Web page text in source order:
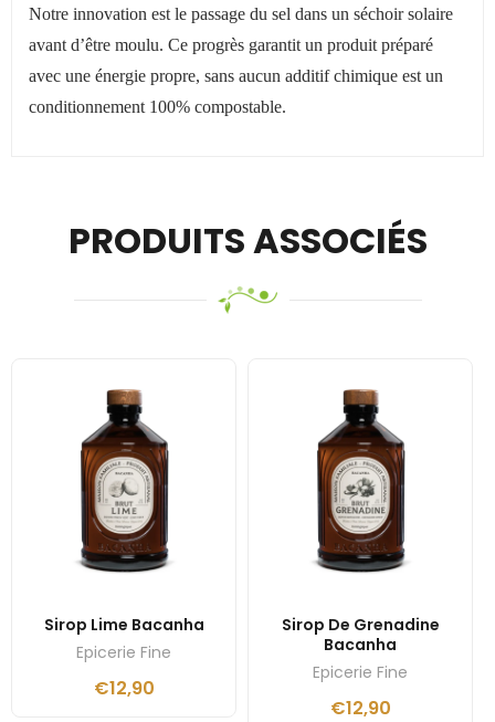
Notre innovation est le passage du sel dans un séchoir solaire
avant d’être moulu. Ce progrès garantit un produit préparé
avec une énergie propre, sans aucun additif chimique est un
conditionnement 100% compostable.
PRODUITS ASSOCIÉS
Sirop Lime Bacanha
Epicerie Fine
€12,90
Sirop De Grenadine
Bacanha
Epicerie Fine
€12,90